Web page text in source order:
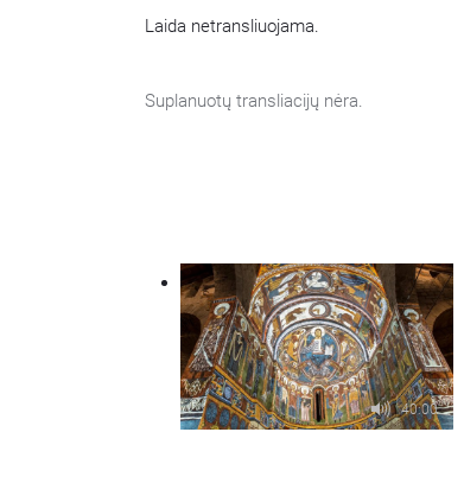
Laida netransliuojama.
Suplanuotų transliacijų nėra.
40:00